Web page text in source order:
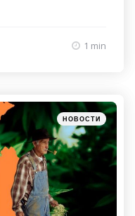
1 min
Категории
Posted
in
НОВОСТИ